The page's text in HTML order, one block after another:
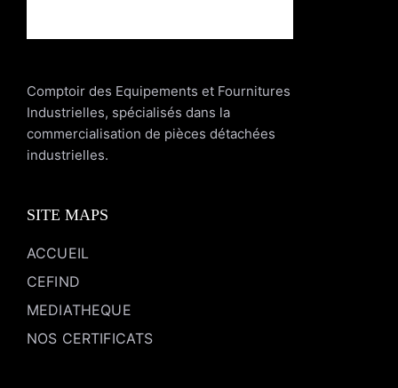
Comptoir des Equipements et Fournitures
Industrielles, spécialisés dans la
commercialisation de pièces détachées
industrielles.
SITE MAPS
ACCUEIL
CEFIND
MEDIATHEQUE
NOS CERTIFICATS